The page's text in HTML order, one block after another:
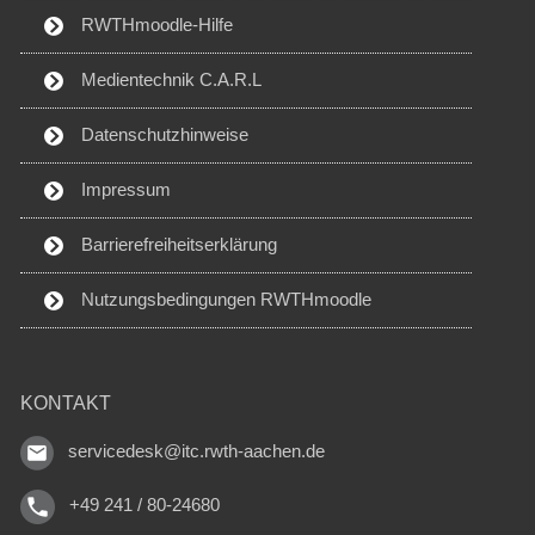
RWTHmoodle-Hilfe
Medientechnik C.A.R.L
Datenschutzhinweise
Impressum
Barrierefreiheitserklärung
Nutzungsbedingungen RWTHmoodle
KONTAKT
servicedesk@itc.rwth-aachen.de
+49 241 / 80-24680